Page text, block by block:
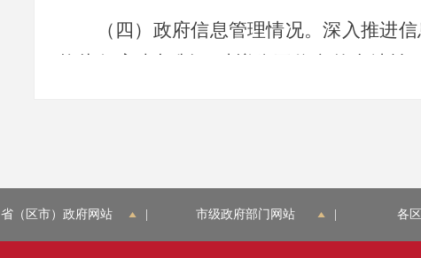
（四）政府信息管理情况。深入推进信
（五）政府信息公开平台建设。为保障
省（区市）政府网站 市级政府部门网站 各